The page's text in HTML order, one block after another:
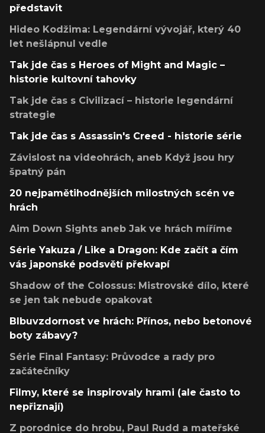
představit
Hideo Kodžima: Legendární vývojář, který 40
let nešlápnul vedle
Tak jde čas s Heroes of Might and Magic –
historie kultovní tahovky
Tak jde čas s Civilizací – historie legendární
strategie
Tak jde čas s Assassin's Creed - historie série
Závislost na videohrách, aneb Když jsou hry
špatný pán
20 nejpamětihodnějších milostných scén ve
hrách
Aim Down Sights aneb Jak ve hrách míříme
Série Yakuza / Like a Dragon: Kde začít a čím
vás japonské podsvětí překvapí
Shadow of the Colossus: Mistrovské dílo, které
se jen tak nebude opakovat
Blbuvzdornost ve hrách: Přínos, nebo betonové
boty zábavy?
Série Final Fantasy: Průvodce a rady pro
začátečníky
Filmy, které se inspirovaly hrami (ale často to
nepřiznají)
Z porodnice do hrobu, Paul Rudd a mateřské